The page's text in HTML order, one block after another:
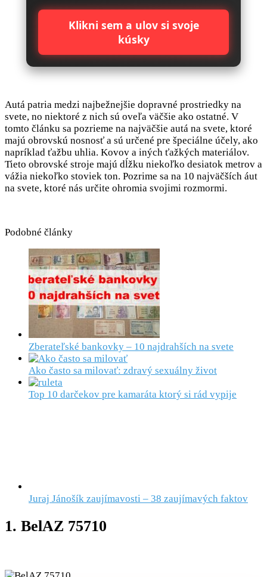
Klikni sem a ulov si svoje
kúsky
Autá patria medzi najbežnejšie dopravné prostriedky na
svete, no niektoré z nich sú oveľa väčšie ako ostatné. V
tomto článku sa pozrieme na najväčšie autá na svete, ktoré
majú obrovskú nosnosť a sú určené pre špeciálne účely, ako
napríklad ťažbu uhlia. Kovov a iných ťažkých materiálov.
Tieto obrovské stroje majú dĺžku niekoľko desiatok metrov a
vážia niekoľko stoviek ton. Pozrime sa na 10 najväčších áut
na svete, ktoré nás určite ohromia svojimi rozmormi.
Podobné články
Zberateľské bankovky – 10 najdrahších na svete
Ako často sa milovať: zdravý sexuálny život
Top 10 darčekov pre kamaráta ktorý si rád vypije
Juraj Jánošík zaujímavosti – 38 zaujímavých faktov
1. BelAZ 75710